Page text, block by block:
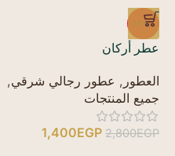
-50%
عطر أركان
العطور , عطور رجالي شرقي,
جميع المنتجات
2,800EGP
1,400EGP